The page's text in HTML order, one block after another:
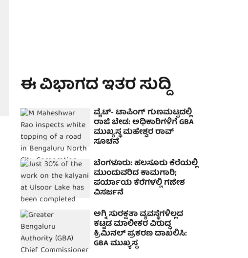
ಈ ವಿಭಾಗದ ಇತರ ಸುದ್ದಿ
ವೈಟ್- ಟಾಪಿಂಗ್ ಗುಣಮಟ್ಟದಲ್ಲಿ
ರಾಜಿ ಬೇಡ: ಅಧಿಕಾರಿಗಳಿಗೆ GBA
ಮುಖ್ಯಸ್ಥ ಮಹೇಶ್ವರ ರಾವ್
ಸೂಚನೆ
ಬೆಂಗಳೂರು: ಹಲಸೂರು ಕೆರೆಯಲ್ಲಿ
ಮುಂದುವರಿದ ಕಾಮಗಾರಿ;
ಪರ್ಯಾಯ ಕೆರೆಗಳಲ್ಲಿ ಗಣೇಶ
ವಿಸರ್ಜನೆ
ಅಗ್ನಿ ಸುರಕ್ಷತಾ ವ್ಯವಸ್ಥೆಗಳಿಲ್ಲದ
ಕಟ್ಟಡ ಮಾಲೀಕರ ವಿರುದ್ಧ
ಕ್ರಿಮಿನಲ್ ಪ್ರಕರಣ ದಾಖಲಿಸಿ:
GBA ಮುಖ್ಯಸ್ಥ